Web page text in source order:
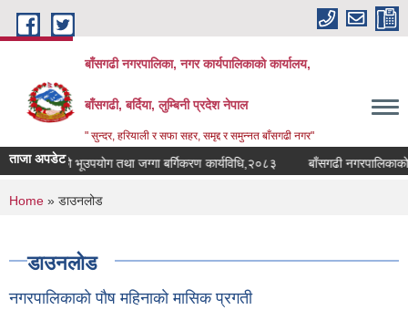
Skip to main content
बाँसगढी नगरपालिका, नगर कार्यपालिकाकाे कार्यालय,
बाँसगढी, बर्दिया, लुम्बिनी प्रदेश नेपाल
" सुन्दर, हरियाली र सफा सहर, समृद्द र समुन्नत बाँसगढी नगर"
ताजा अपडेटभूउपयोग तथा जग्गा बर्गिकरण कार्यविधि,२०८३ बाँसगढी नगरपालिकाको
You are here
Home » डाउनलोड
डाउनलोड
नगरपालिकाकाे पाैष महिनाकाे मासिक प्रगती